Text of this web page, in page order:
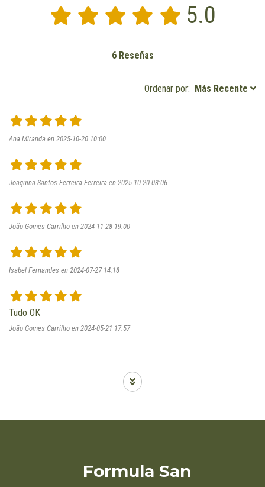
5.0
6 Reseñas
Ordenar por: Más Recente
Ana Miranda en 2025-10-20 10:00
Joaquina Santos Ferreira Ferreira en 2025-10-20 03:06
João Gomes Carrilho en 2024-11-28 19:00
Isabel Fernandes en 2024-07-27 14:18
Tudo OK
João Gomes Carrilho en 2024-05-21 17:57
Formula San